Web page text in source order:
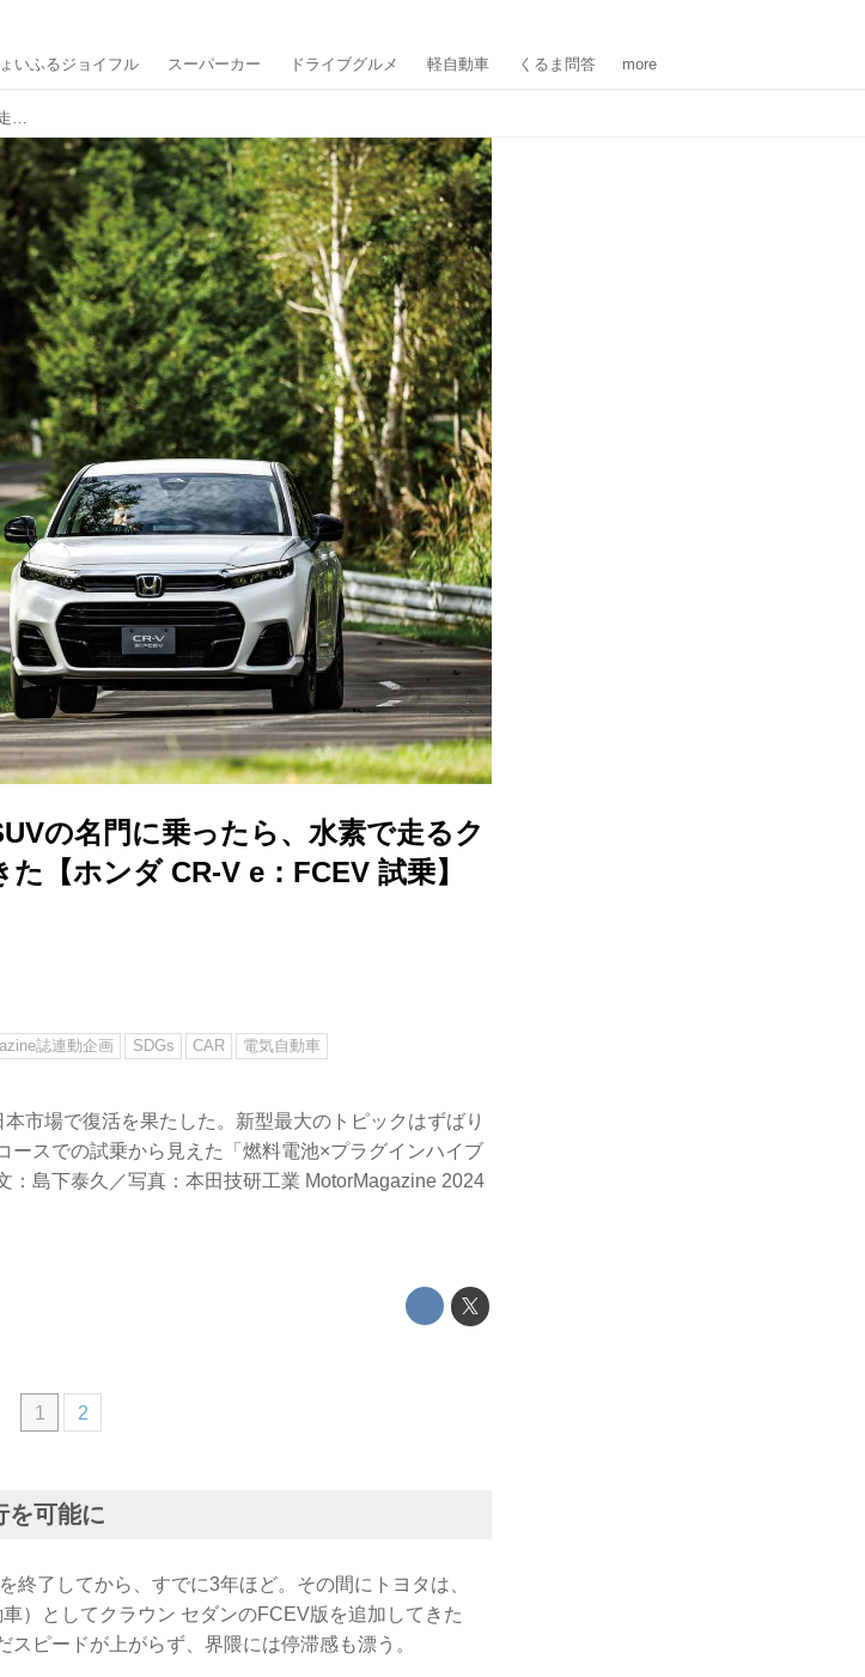
いふるジョイフル スーパーカー ドライブグルメ 軽自動車 くるま問答 more
帰ってきたクロスオーバーSUVの名門に乗ったら、水素で走るクルマの明るい未来が見えてきた【ホンダ CR-V e：FCEV 試乗】
の名門に乗ったら、水素で走るク
【ホンダ CR-V e：FCEV 試乗】
誌連動企画 SDGs CAR 電気自動車
市場で復活を果たした。新型最大のトピックはずばり
ースでの試乗から見えた「燃料電池×プラグインハイブ
：島下泰久／写真：本田技研工業 MotorMagazine 2024
1 2
を可能に
終了してから、すでに3年ほど。その間にトヨタは、
）としてクラウン セダンのFCEV版を追加してきた
ピードが上がらず、界隈には停滞感も漂う。